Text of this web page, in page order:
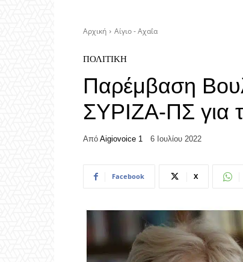
Αρχική Αίγιο - Αχαΐα
ΠΟΛΙΤΙΚΉ
Παρέμβαση
ΣΥΡΙΖΑ-ΠΣ για
Από Aigiovoice 1 6 Ιουλίου 2022
Facebook X